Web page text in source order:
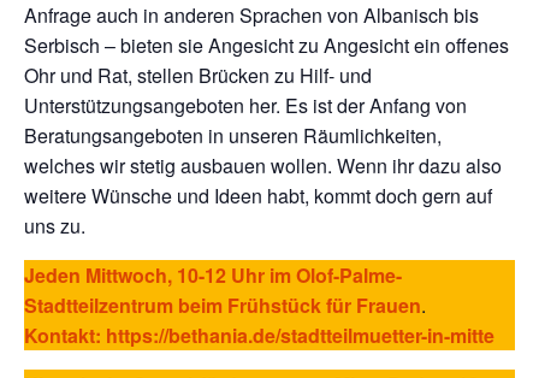
Anfrage auch in anderen Sprachen von Albanisch bis
Serbisch – bieten sie Angesicht zu Angesicht ein offenes
Ohr und Rat, stellen Brücken zu Hilf- und
Unterstützungsangeboten her. Es ist der Anfang von
Beratungsangeboten in unseren Räumlichkeiten,
welches wir stetig ausbauen wollen. Wenn ihr dazu also
weitere Wünsche und Ideen habt, kommt doch gern auf
uns zu.
Jeden Mittwoch, 10-12 Uhr im Olof-Palme-
Stadtteilzentrum beim Frühstück für Frauen.
Kontakt: https://bethania.de/stadtteilmuetter-in-mitte